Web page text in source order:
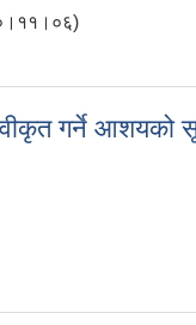
गर्ने आशयको